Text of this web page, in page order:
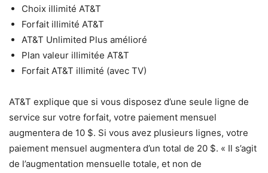
Choix illimité AT&T
Forfait illimité AT&T
AT&T Unlimited Plus amélioré
Plan valeur illimitée AT&T
Forfait AT&T illimité (avec TV)
AT&T explique que si vous disposez d’une seule ligne de
service sur votre forfait, votre paiement mensuel
augmentera de 10 $. Si vous avez plusieurs lignes, votre
paiement mensuel augmentera d’un total de 20 $. « Il s’agit
de l’augmentation mensuelle totale, et non de